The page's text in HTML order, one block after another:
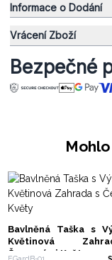
Informace o Dodání
Vrácení Zboží
Bezpečné
Bavlněná Taška s
Květinová
Červenými Květy